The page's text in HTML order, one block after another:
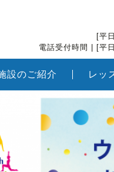
[平
電話受付時間 | [平
設のご紹介 レッ